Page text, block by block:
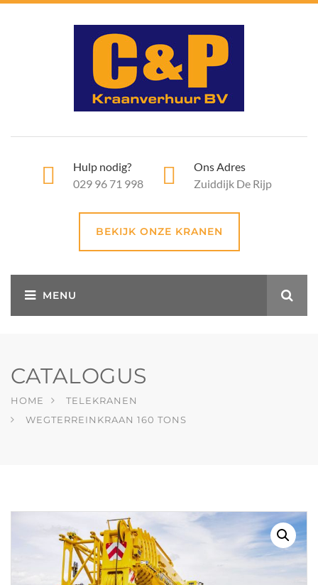
Hulp nodig?
029 96 71 998
Ons Adres
Zuiddijk De Rijp
BEKIJK ONZE KRANEN
CATALOGUS
HOME
TELEKRANEN
WEGTERREINKRAAN 160 TONS